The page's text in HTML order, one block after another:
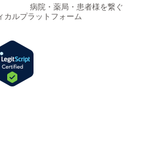
病院・薬局・患者様を繋ぐ
カルプラットフォーム